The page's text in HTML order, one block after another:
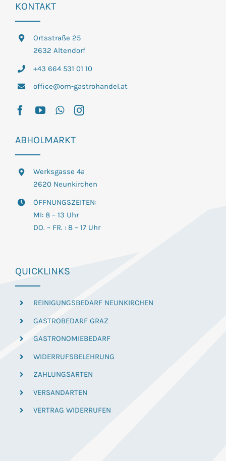
KONTAKT
Ortsstraße 25
2632 Altendorf
+43 664 531 01 10
office@om-gastrohandel.at
ABHOLMARKT
Werksgasse 4a
2620 Neunkirchen
ÖFFNUNGSZEITEN:
MI: 8 – 13 Uhr
DO. – FR. : 8 – 17 Uhr
QUICKLINKS
REINIGUNGSBEDARF NEUNKIRCHEN
GASTROBEDARF GRAZ
GASTRONOMIEBEDARF
WIDERRUFSBELEHRUNG
ZAHLUNGSARTEN
VERSANDARTEN
VERTRAG WIDERRUFEN